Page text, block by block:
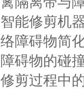
智能修剪机
络障碍物简
障碍物的碰
修剪过程中